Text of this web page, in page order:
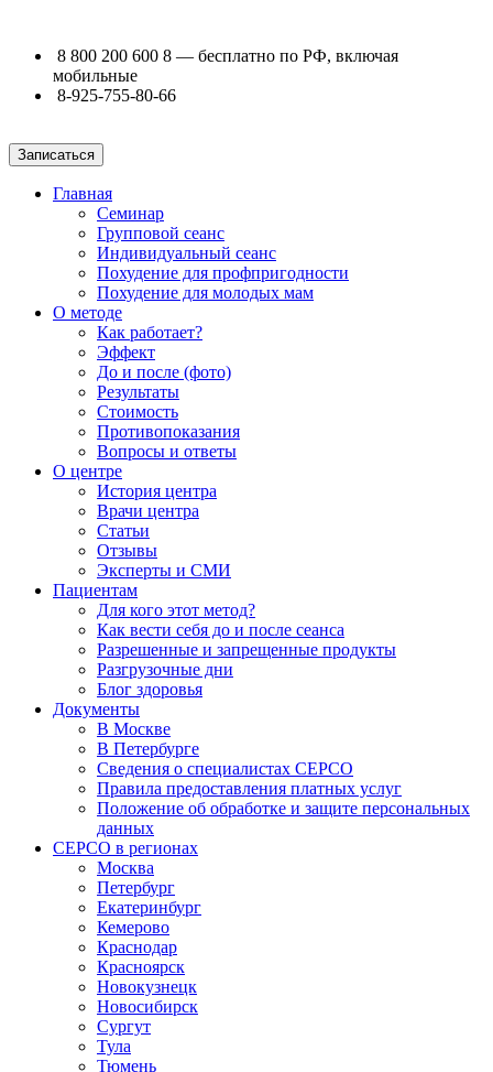
8 800 200 600 8 — бесплатно по РФ, включая
мобильные
8-925-755-80-66
Записаться
Главная
Семинар
Групповой сеанс
Индивидуальный сеанс
Похудение для профпригодности
Похудение для молодых мам
О методе
Как работает?
Эффект
До и после (фото)
Результаты
Стоимость
Противопоказания
Вопросы и ответы
О центре
История центра
Врачи центра
Статьи
Отзывы
Эксперты и СМИ
Пациентам
Для кого этот метод?
Как вести себя до и после сеанса
Разрешенные и запрещенные продукты
Разгрузочные дни
Блог здоровья
Документы
В Москве
В Петербурге
Сведения о специалистах СЕРСО
Правила предоставления платных услуг
Положение об обработке и защите персональных
данных
СЕРСО в регионах
Москва
Петербург
Екатеринбург
Кемерово
Краснодар
Красноярск
Новокузнецк
Новосибирск
Сургут
Тула
Тюмень